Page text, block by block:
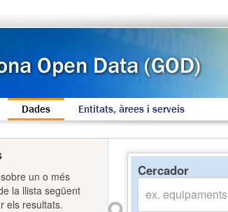
Dades Entitats, àrees i serveis
Cercador
un o més
la llista següent
els resultats.